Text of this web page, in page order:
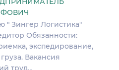
" Зингер Логистика"
Обязанности:
экспедирование,
Вакансия
труд…